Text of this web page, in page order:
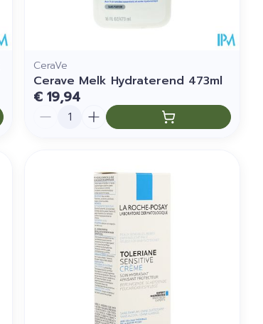
CeraVe
Cerave Melk Hydraterend 473ml
€ 19,94
Aantal